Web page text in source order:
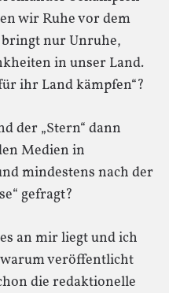
wir Ruhe vor dem
bringt nur Unruhe,
in unser Land.
ihr Land kämpfen“?
der „Stern“ dann
Medien in
mindestens nach der
gefragt?
an mir liegt und ich
warum veröffentlicht
die redaktionelle